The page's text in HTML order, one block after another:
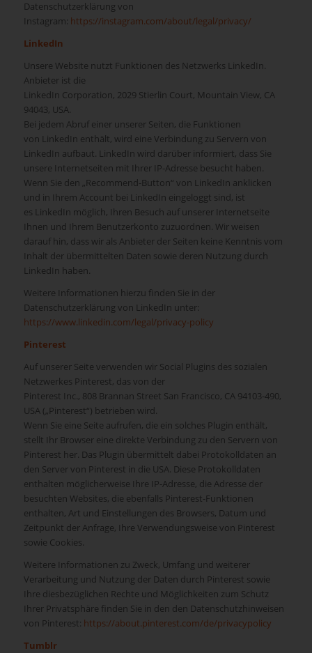
Datenschutzerklärung von
Instagram: https://instagram.com/about/legal/privacy/
LinkedIn
Unsere Website nutzt Funktionen des Netzwerks LinkedIn.
Anbieter ist die
LinkedIn Corporation, 2029 Stierlin Court, Mountain View, CA
94043, USA.
Bei jedem Abruf einer unserer Seiten, die Funktionen
von LinkedIn enthält, wird eine Verbindung zu Servern von
LinkedIn aufbaut. LinkedIn wird darüber informiert, dass Sie
unsere Internetseiten mit Ihrer IP-Adresse besucht haben.
Wenn Sie den „Recommend-Button“ von LinkedIn anklicken
und in Ihrem Account bei LinkedIn eingeloggt sind, ist
es LinkedIn möglich, Ihren Besuch auf unserer Internetseite
Ihnen und Ihrem Benutzerkonto zuzuordnen. Wir weisen
darauf hin, dass wir als Anbieter der Seiten keine Kenntnis vom
Inhalt der übermittelten Daten sowie deren Nutzung durch
LinkedIn haben.
Weitere Informationen hierzu finden Sie in der
Datenschutzerklärung von LinkedIn unter:
https://www.linkedin.com/legal/privacy-policy
Pinterest
Auf unserer Seite verwenden wir Social Plugins des sozialen
Netzwerkes Pinterest, das von der
Pinterest Inc., 808 Brannan Street San Francisco, CA 94103-490,
USA („Pinterest“) betrieben wird.
Wenn Sie eine Seite aufrufen, die ein solches Plugin enthält,
stellt Ihr Browser eine direkte Verbindung zu den Servern von
Pinterest her. Das Plugin übermittelt dabei Protokolldaten an
den Server von Pinterest in die USA. Diese Protokolldaten
enthalten möglicherweise Ihre IP-Adresse, die Adresse der
besuchten Websites, die ebenfalls Pinterest-Funktionen
enthalten, Art und Einstellungen des Browsers, Datum und
Zeitpunkt der Anfrage, Ihre Verwendungsweise von Pinterest
sowie Cookies.
Weitere Informationen zu Zweck, Umfang und weiterer
Verarbeitung und Nutzung der Daten durch Pinterest sowie
Ihre diesbezüglichen Rechte und Möglichkeiten zum Schutz
Ihrer Privatsphäre finden Sie in den den Datenschutzhinweisen
von Pinterest: https://about.pinterest.com/de/privacypolicy
Tumblr